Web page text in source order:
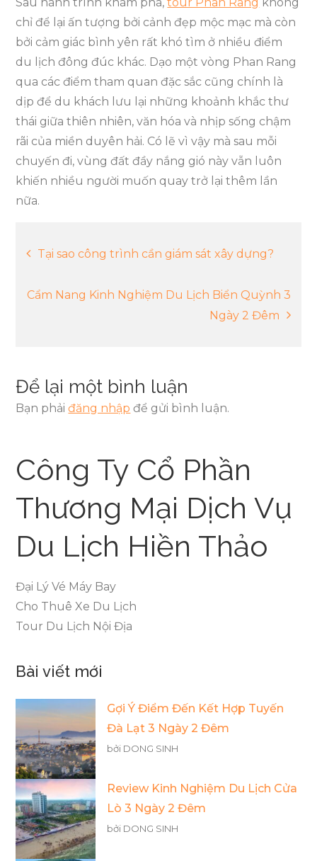
Sau hành trình khám phá,tour Phan Rang không
chỉ để lại ấn tượng bởi cảnh đẹp mộc mạc mà còn
bởi cảm giác bình yên rất khó tìm ở nhiều điểm
du lịch đông đúc khác. Dạo một vòng Phan Rang
qua các điểm tham quan đặc sắc cũng chính là
dịp để du khách lưu lại những khoảnh khắc thư
thái giữa thiên nhiên, văn hóa và nhịp sống chậm
rãi của miền duyên hải. Có lẽ vì vậy mà sau mỗi
chuyến đi, vùng đất đầy nắng gió này vẫn luôn
khiến nhiều người muốn quay trở lại thêm lần
nữa.
Điều
hướng
Tại sao công trình cần giám sát xây dựng?
Cẩm Nang Kinh Nghiệm Du Lịch Biển Quỳnh 3
Ngày 2 Đêm
Để lại một bình luận
Bạn phảiđăng nhập để gửi bình luận.
Công Ty Cổ Phần
Thương Mại Dịch Vụ
Du Lịch Hiền Thảo
Đại Lý Vé Máy Bay
Cho Thuê Xe Du Lịch
Tour Du Lịch Nội Địa
Bài viết mới
Gợi Ý Điểm Đến Kết Hợp Tuyến
Đà Lạt 3 Ngày 2 Đêm
bởi DONG SINH
Review Kinh Nghiệm Du Lịch Cửa
Lò 3 Ngày 2 Đêm
bởi DONG SINH